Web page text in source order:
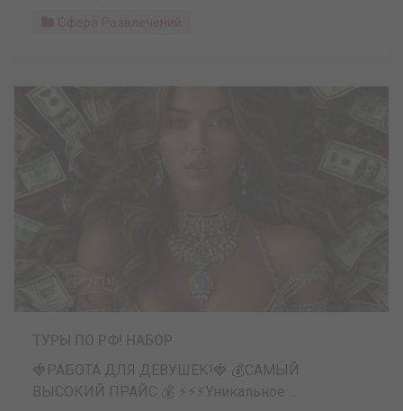
Сфера Развлечений
🍓РАБОТА ДЛЯ ДЕВУШЕК!🍓 💰САМЫЙ
ВЫСОКИЙ ПРАЙС 💰 ⚡️⚡️⚡️Уникальное ...